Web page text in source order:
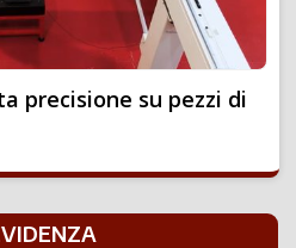
precisione su pezzi di